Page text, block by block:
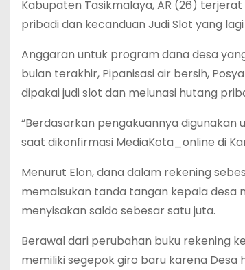
Kabupaten Tasikmalaya, AR (26)
pribadi dan kecanduan Judi Slot yang
Anggaran untuk program dana desa
bulan terakhir, Pipanisasi air bersih,
dipakai judi slot dan melunasi hutang
“Berdasarkan pengakuannya digunakan
saat dikonfirmasi MediaKota_online di
Menurut Elon, dana dalam rekening
memalsukan tanda tangan kepala desa
menyisakan saldo sebesar satu juta.
Berawal dari perubahan buku rekening
memiliki segepok giro baru karena